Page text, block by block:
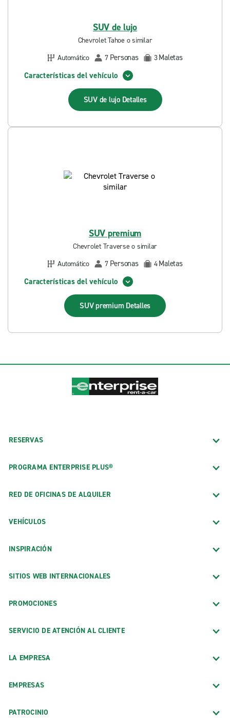
SUV de lujo
Chevrolet Tahoe o similar
Automático
7 Personas 3Maletas
Características del vehículo
SUV de lujo Detalles
SUV premium
Chevrolet Traverse o similar
Automático
7 Personas 4Maletas
Características del vehículo
SUV premium Detalles
RESERVAS
PROGRAMA ENTERPRISE PLUS®
RED DE OFICINAS DE ALQUILER
VEHÍCULOS
INSPIRACIÓN
SITIOS WEB INTERNACIONALES
PROMOCIONES
SERVICIO DE ATENCIÓN AL CLIENTE
LA EMPRESA
EMPRESAS
PATROCINIO